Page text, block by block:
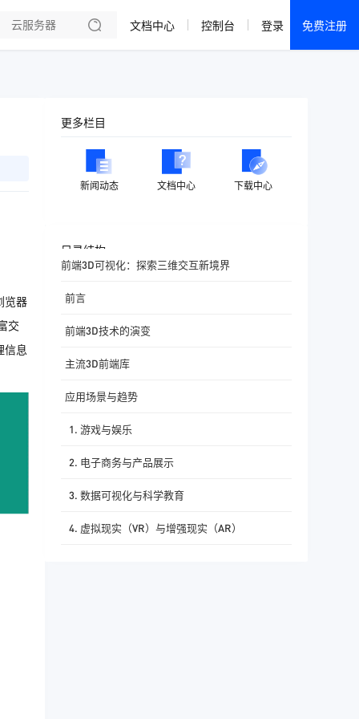
成都电信·云服务器
香港大带宽 · CN2
文档中心 控制台 登录 免费注册
览器
交
信息
更多栏目
新闻动态 文档中心 下载中心
目录结构
前端3D可视化：探索三维交互新境界
前言
前端3D技术的演变
主流3D前端库
应用场景与趋势
1. 游戏与娱乐
2. 电子商务与产品展示
3. 数据可视化与科学教育
4. 虚拟现实（VR）与增强现实（AR）